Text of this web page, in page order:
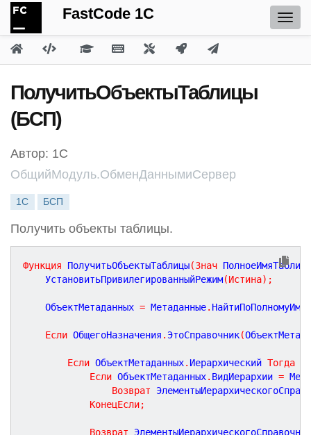
FastCode 1C
ПолучитьОбъектыТаблицы
(БСП)
Автор: 1С
ОбщийМодуль.ОбменДаннымиСервер
1С БСП
Получить объекты таблицы.
Функция ПолучитьОбъектыТаблицы(Знач ПолноеИмяТаблицы
	УстановитьПривилегированныйРежим
(Истина) ;
	ОбъектМетаданных
= Метаданные.
Если ОбщегоНазначения . ЭтоСправочник(
Если ОбъектМетаданных. Иерархический Тогда
Если ОбъектМетаданных. ВидИерархии =
Возврат
КонецЕсли;
Возврат